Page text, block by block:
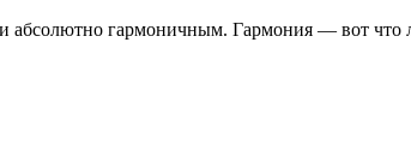
гармоничным. Гармония — вот что